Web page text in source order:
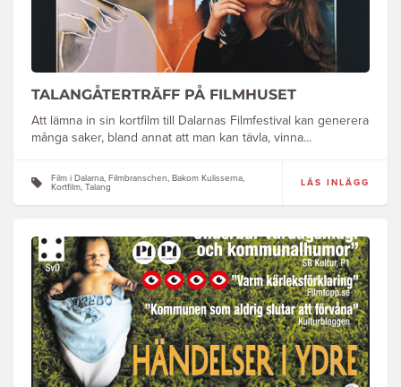
TALANGÅTERTRÄFF PÅ FILMHUSET
Att lämna in sin kortfilm till Dalarnas Filmfestival kan generera
många saker, bland annat att man kan tävla, vinna...
Film i Dalarna, Filmbranschen, Bakom Kulisserna,
Kortfilm, Talang
LÄS INLÄGG